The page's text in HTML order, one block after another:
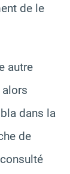
de le
autre
dans la
de